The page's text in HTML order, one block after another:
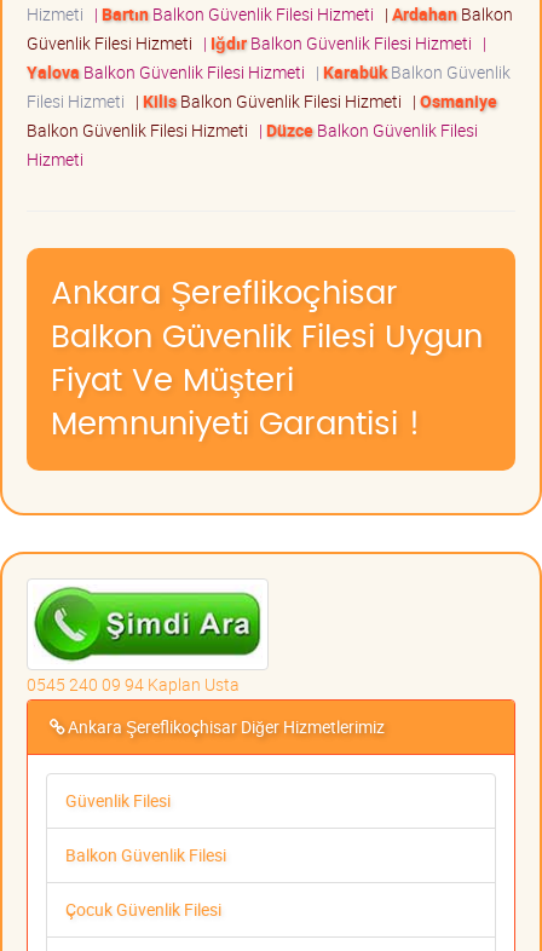
Hizmeti | BartınBalkon Güvenlik Filesi Hizmeti | ArdahanBalkon
Güvenlik Filesi Hizmeti | IğdırBalkon Güvenlik Filesi Hizmeti |
Yalova Balkon Güvenlik Filesi Hizmeti | KarabükBalkon Güvenlik
Filesi Hizmeti | KilisBalkon Güvenlik Filesi Hizmeti | Osmaniye
Balkon Güvenlik Filesi Hizmeti | DüzceBalkon Güvenlik Filesi
Hizmeti
Ankara Şereflikoçhisar
Balkon Güvenlik Filesi Uygun
Fiyat Ve Müşteri
Memnuniyeti Garantisi !
0545 240 09 94 Kaplan Usta
Ankara Şereflikoçhisar Diğer Hizmetlerimiz
Güvenlik Filesi
Balkon Güvenlik Filesi
Çocuk Güvenlik Filesi